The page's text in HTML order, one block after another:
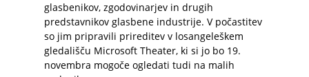
glasbenikov, zgodovinarjev in drugih
predstavnikov glasbene industrije. V počastitev
so jim pripravili prireditev v losangeleškem
gledališču Microsoft Theater, ki si jo bo 19.
novembra mogoče ogledati tudi na malih